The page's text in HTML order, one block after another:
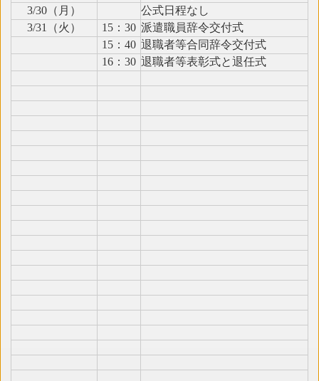
3/30（月）
公式日程なし
3/31（火）
15：30 派遣職員辞令交付式
15：40 退職者等合同辞令交付式
16：30 退職者等表彰式と退任式